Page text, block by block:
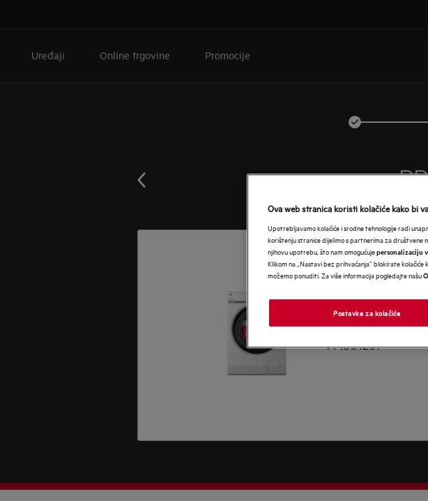
Uređaji Online trgovine Promocije
LFR93946UE
914501207
Ova web stranica koristi kolačiće kako bi
Upotrebljavamo kolačiće i srodne tehnologije radi
korištenju stranice dijelimo s partnerima za društvene
njihovu upotrebu, što nam omogućujepersonalizaciju
Klikom na „Nastavi bez prihvaćanja” blokirate
možemo ponuditi. Za više informacija pogledajte našu
Postavke za kolačiće